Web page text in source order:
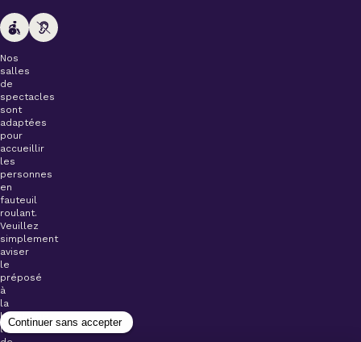
Nos
salles
de
spectacles
sont
adaptées
pour
accueillir
les
personnes
en
fauteuil
roulant.
Veuillez
simplement
aviser
le
préposé
à
la
billetterie
lors